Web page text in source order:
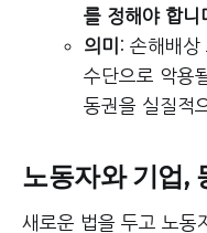
를 정해야 합니
의미 : 손해배상
수단으로 악용
동권을 실질적
노동자와 기업,
새로운 법을 두고 노동